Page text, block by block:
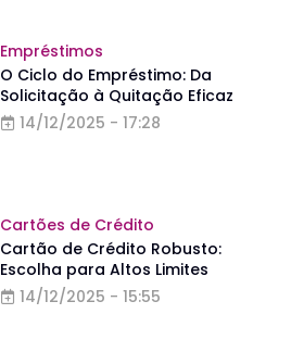
Empréstimos
O Ciclo do Empréstimo: Da
Solicitação à Quitação Eficaz
14/12/2025 - 17:28
Cartões de Crédito
Cartão de Crédito Robusto:
Escolha para Altos Limites
14/12/2025 - 15:55